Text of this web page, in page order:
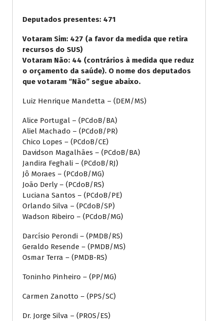
Deputados presentes: 471
Votaram Sim: 427 (a favor da medida que retira
recursos do SUS)
Votaram Não: 44 (contrários à medida que reduz
o orçamento da saúde). O nome dos deputados
que votaram “Não” segue abaixo.
Luiz Henrique Mandetta – (DEM/MS)
Alice Portugal – (PCdoB/BA)
Aliel Machado – (PCdoB/PR)
Chico Lopes – (PCdoB/CE)
Davidson Magalhães – (PCdoB/BA)
Jandira Feghali – (PCdoB/RJ)
Jô Moraes – (PCdoB/MG)
João Derly – (PCdoB/RS)
Luciana Santos – (PCdoB/PE)
Orlando Silva – (PCdoB/SP)
Wadson Ribeiro – (PCdoB/MG)
Darcísio Perondi – (PMDB/RS)
Geraldo Resende – (PMDB/MS)
Osmar Terra – (PMDB-RS)
Toninho Pinheiro – (PP/MG)
Carmen Zanotto – (PPS/SC)
Dr. Jorge Silva – (PROS/ES)